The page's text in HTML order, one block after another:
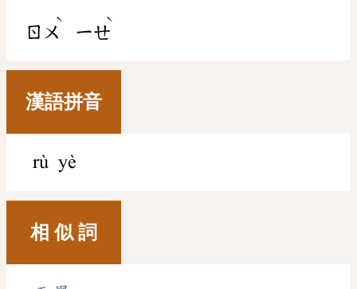
ㄖㄨ
ˋ
ㄧㄝ
ˋ
漢語拼音
rù yè
相 似 詞